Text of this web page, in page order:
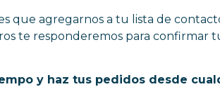
que agregarnos a tu lista de
te responderemos para confirmar
y haz tus pedidos desde